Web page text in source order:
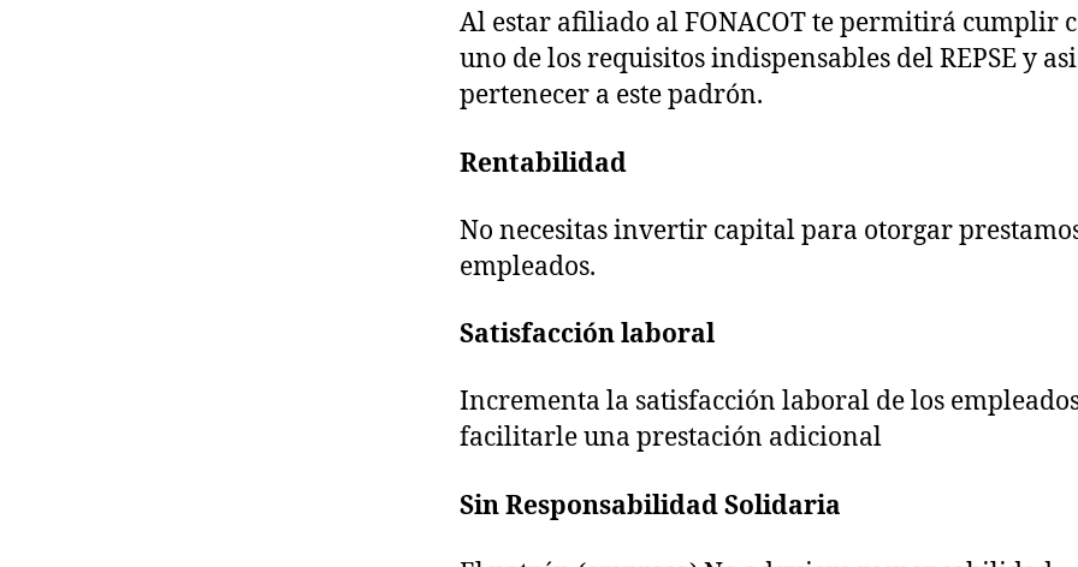
Al estar afiliado al FONACOT te permitirá cumplir
uno de los requisitos indispensables del REPSE y asi
pertenecer a este padrón.
Rentabilidad
No necesitas invertir capital para otorgar
empleados.
Satisfacción laboral
Incrementa la satisfacción laboral de los
facilitarle una prestación adicional
Sin Responsabilidad Solidaria